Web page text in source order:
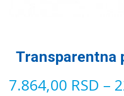
Transparentna
7.864,00 RSD –